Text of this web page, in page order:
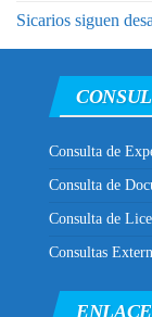
Sicarios siguen
Consulta de
Consulta de
Consulta de
Consultas